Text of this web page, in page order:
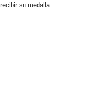
recibir su medalla.